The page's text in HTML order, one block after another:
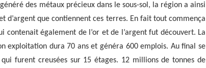
des métaux précieux dans le sous-sol, la région a ainsi
d’argent que contiennent ces terres. En fait tout commença
contenait également de l’or et de l’argent fut découvert. La
exploitation dura 70 ans et généra 600 emplois. Au final se
furent creusées sur 15 étages. 12 millions de tonnes de